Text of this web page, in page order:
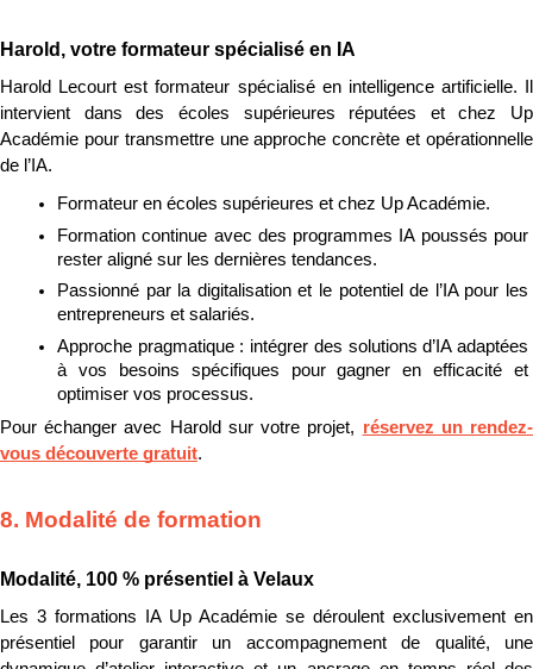
Harold, votre formateur spécialisé en IA
Harold Lecourt est formateur spécialisé en intelligence artificielle. Il
intervient dans des écoles supérieures réputées et chez Up
Académie pour transmettre une approche concrète et opérationnelle
de l’IA.
Formateur en écoles supérieures et chez Up Académie.
Formation continue avec des programmes IA poussés pour
rester aligné sur les dernières tendances.
Passionné par la digitalisation et le potentiel de l’IA pour les
entrepreneurs et salariés.
Approche pragmatique : intégrer des solutions d’IA adaptées
à vos besoins spécifiques pour gagner en efficacité et
optimiser vos processus.
Pour échanger avec Harold sur votre projet, réservez un rendez-
vous découverte gratuit.
8. Modalité de formation
Modalité, 100 % présentiel à Velaux
Les 3 formations IA Up Académie se déroulent exclusivement en
présentiel pour garantir un accompagnement de qualité, une